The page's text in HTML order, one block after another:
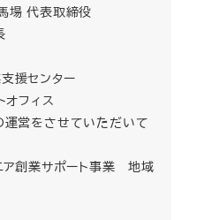
場 代表取締役
援センター
フィス
運営をさせていただいて
ア創業サポート事業 地域